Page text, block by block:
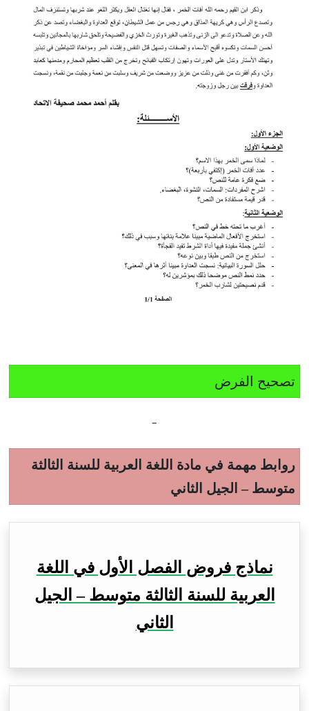
تصحيح الفرض
–
روابط مهمة في مادة اللغة العربية للسنة الثالثة
متوسط – الجيل الثاني
نماذج فروض الفصل الأول في اللغة
العربية للسنة الثالثة متوسط – الجيل
الثاني